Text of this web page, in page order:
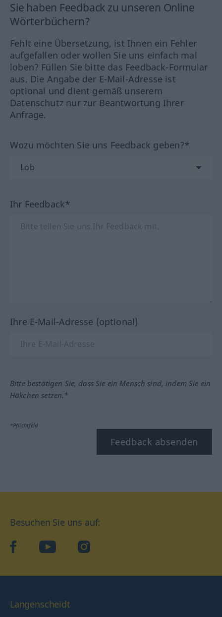
Sie haben Feedback zu unseren Online
Wörterbüchern?
Fehlt eine Übersetzung, ist Ihnen ein Fehler
aufgefallen oder wollen Sie uns einfach mal
loben? Füllen Sie bitte das Feedback-Formular
aus. Die Angabe der E-Mail-Adresse ist
optional und dient gemäß unserem
Datenschutz nur zur Beantwortung Ihrer
Anfrage.
Wozu möchten Sie uns Feedback geben?*
Ihr Feedback*
Ihre E-Mail-Adresse (optional)
Bitte bestätigen Sie, dass Sie ein Mensch sind, indem Sie ein
Häkchen setzen.*
*Pflichtfeld
Feedback absenden
Besuchen Sie uns auf:
facebookYouTube Instagram
Langenscheidt